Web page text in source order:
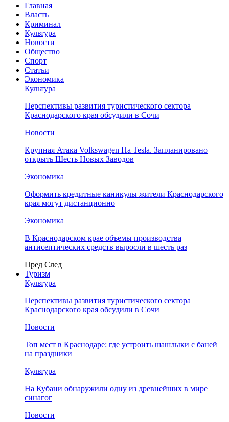
Главная
Власть
Криминал
Культура
Новости
Общество
Спорт
Статьи
Экономика
Культура
Перспективы развития туристического сектора
Краснодарского края обсудили в Сочи
Новости
Крупная Атака Volkswagen На Tesla. Запланировано
открыть Шесть Новых Заводов
Экономика
Оформить кредитные каникулы жители Краснодарского
края могут дистанционно
Экономика
В Краснодарском крае объемы производства
антисептических средств выросли в шесть раз
Пред След
Туризм
Культура
Перспективы развития туристического сектора
Краснодарского края обсудили в Сочи
Новости
Топ мест в Краснодаре: где устроить шашлыки с баней
на праздники
Культура
На Кубани обнаружили одну из древнейших в мире
синагог
Новости